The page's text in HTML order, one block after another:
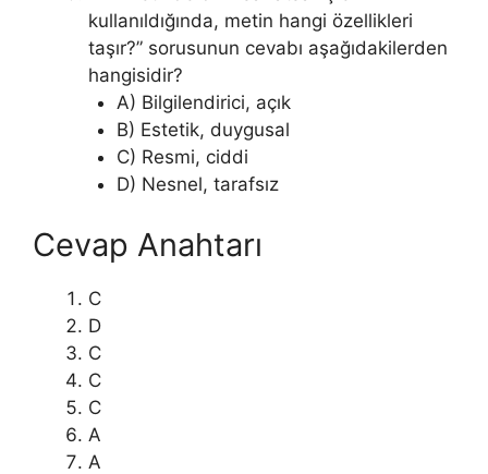
kullanıldığında, metin hangi özellikleri
taşır?” sorusunun cevabı aşağıdakilerden
hangisidir?
A) Bilgilendirici, açık
B) Estetik, duygusal
C) Resmi, ciddi
D) Nesnel, tarafsız
Cevap Anahtarı
C
D
C
C
C
A
A